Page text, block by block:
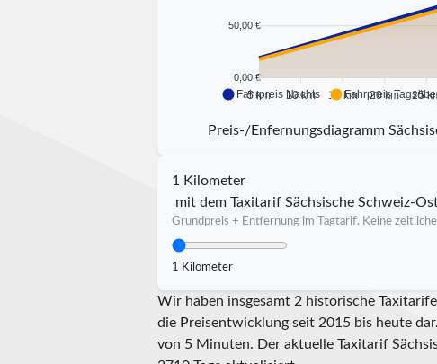
50,00 €
0,00 €
5 km 10 km 15 km 20 km 25
Fahrpreis Nachts Fahrpreis
Preis-/Enfernungsdiagramm
1 Kilometer
mit dem Taxitarif Sächsische Schweiz-
Grundpreis + Entfernung im Tagtarif. Keine
1 Kilometer
Wir haben insgesamt 2 historische
die Preisentwicklung seit 2015 bis heute
von 5 Minuten. Der aktuelle Taxitarif